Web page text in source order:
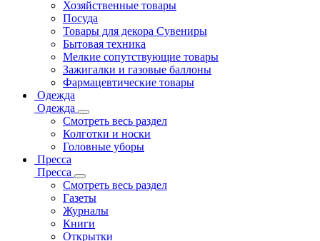
Хозяйственные товары
Посуда
Товары для декора Сувениры
Бытовая техника
Мелкие сопутствующие товары
Зажигалки и газовые баллоны
Фармацевтические товары
Одежда
Одежда
Смотреть весь раздел
Колготки и носки
Головные уборы
Пресса
Пресса
Смотреть весь раздел
Газеты
Журналы
Книги
Открытки